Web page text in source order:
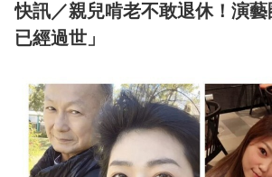
快訊／親兒啃老不敢退休！演
已經過世」